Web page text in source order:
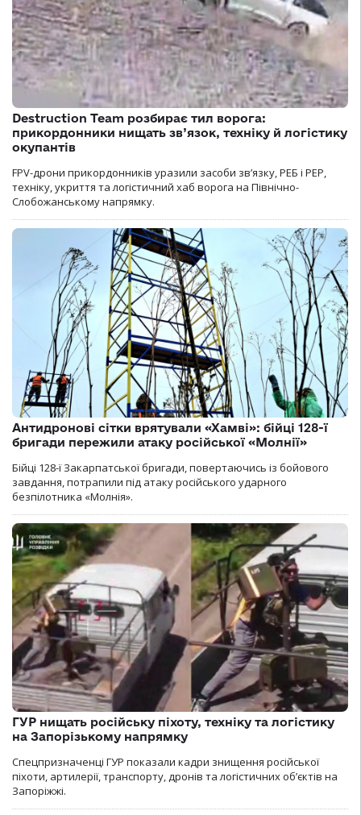
Destruction Team розбирає тил ворога:
прикордонники нищать зв’язок, техніку й логістику
окупантів
FPV-дрони прикордонників уразили засоби зв’язку, РЕБ і РЕР,
техніку, укриття та логістичний хаб ворога на Північно-
Слобожанському напрямку.
Антидронові сітки врятували «Хамві»: бійці 128-ї
бригади пережили атаку російської «Молнії»
Бійці 128-ї Закарпатської бригади, повертаючись із бойового
завдання, потрапили під атаку російського ударного
безпілотника «Молнія».
ГУР нищать російську піхоту, техніку та логістику
на Запорізькому напрямку
Спецпризначенці ГУР показали кадри знищення російської
піхоти, артилерії, транспорту, дронів та логістичних об’єктів на
Запоріжжі.